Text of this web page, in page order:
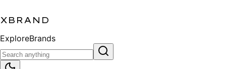
XBRAND
ExploreBrands